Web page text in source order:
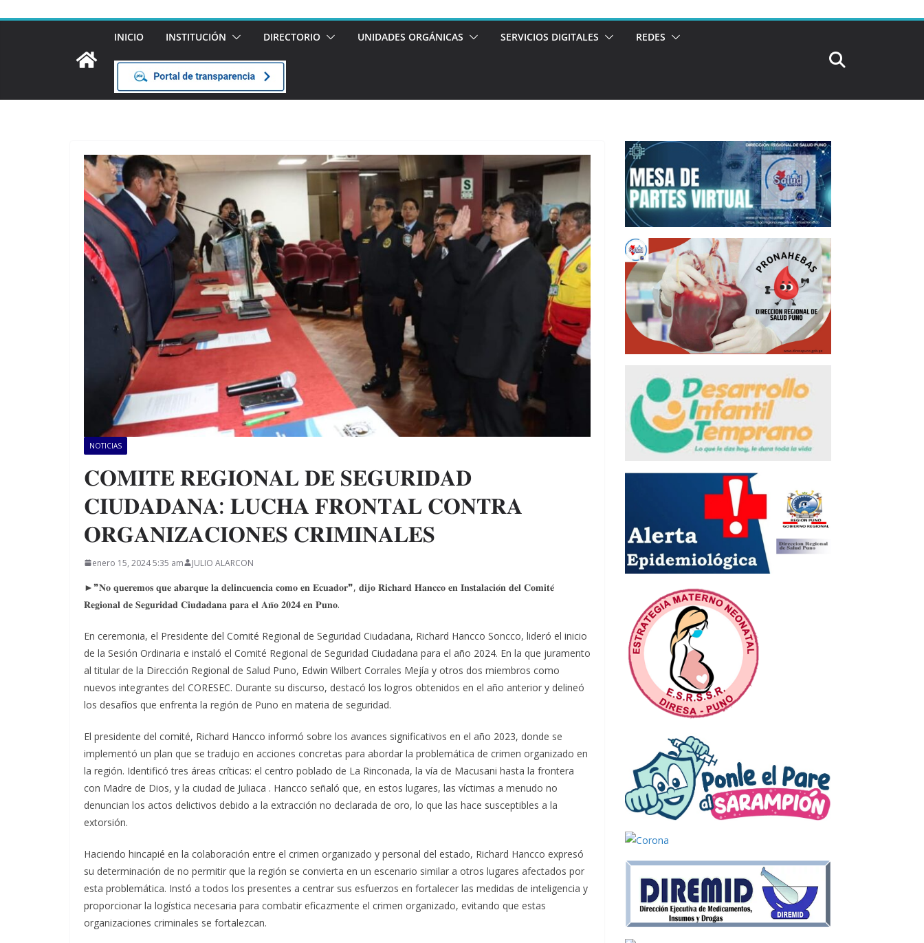
INICIO INSTITUCIÓN DIRECTORIO UNIDADES ORGÁNICAS SERVICIOS DIGITALES REDES
NOTICIAS
𝐂𝐎𝐌𝐈𝐓𝐄 𝐑𝐄𝐆𝐈𝐎𝐍𝐀𝐋 𝐃𝐄 𝐒𝐄𝐆𝐔𝐑𝐈𝐃𝐀𝐃
𝐂𝐈𝐔𝐃𝐀𝐃𝐀𝐍𝐀: 𝐋𝐔𝐂𝐇𝐀 𝐅𝐑𝐎𝐍𝐓𝐀𝐋 𝐂𝐎𝐍𝐓𝐑𝐀
𝐎𝐑𝐆𝐀𝐍𝐈𝐙𝐀𝐂𝐈𝐎𝐍𝐄𝐒 𝐂𝐑𝐈𝐌𝐈𝐍𝐀𝐋𝐄𝐒
enero 15, 2024 5:35 am JULIO ALARCON
►❞𝐍𝐨 𝐪𝐮𝐞𝐫𝐞𝐦𝐨𝐬 𝐪𝐮𝐞 𝐚𝐛𝐚𝐫𝐪𝐮𝐞 𝐥𝐚 𝐝𝐞𝐥𝐢𝐧𝐜𝐮𝐞𝐧𝐜𝐢𝐚 𝐜𝐨𝐦𝐨 𝐞𝐧 𝐄𝐜𝐮𝐚𝐝𝐨𝐫❞, 𝐝𝐢𝐣𝐨 𝐑𝐢𝐜𝐡𝐚𝐫𝐝 𝐇𝐚𝐧𝐜𝐜𝐨 𝐞𝐧 𝐈𝐧𝐬𝐭𝐚𝐥𝐚𝐜𝐢𝐨́𝐧 𝐝𝐞𝐥 𝐂𝐨𝐦𝐢𝐭𝐞́
𝐑𝐞𝐠𝐢𝐨𝐧𝐚𝐥 𝐝𝐞 𝐒𝐞𝐠𝐮𝐫𝐢𝐝𝐚𝐝 𝐂𝐢𝐮𝐝𝐚𝐝𝐚𝐧𝐚 𝐩𝐚𝐫𝐚 𝐞𝐥 𝐀𝐧̃𝐨 𝟐𝟎𝟐𝟒 𝐞𝐧 𝐏𝐮𝐧𝐨.
En ceremonia, el Presidente del Comité Regional de Seguridad Ciudadana, Richard Hancco Soncco, lideró el inicio
de la Sesión Ordinaria e instaló el Comité Regional de Seguridad Ciudadana para el año 2024. En la que juramento
al titular de la Dirección Regional de Salud Puno, Edwin Wilbert Corrales Mejía y otros dos miembros como
nuevos integrantes del CORESEC. Durante su discurso, destacó los logros obtenidos en el año anterior y delineó
los desafíos que enfrenta la región de Puno en materia de seguridad.
El presidente del comité, Richard Hancco informó sobre los avances significativos en el año 2023, donde se
implementó un plan que se tradujo en acciones concretas para abordar la problemática de crimen organizado en
la región. Identificó tres áreas críticas: el centro poblado de La Rinconada, la vía de Macusani hasta la frontera
con Madre de Dios, y la ciudad de Juliaca . Hancco señaló que, en estos lugares, las víctimas a menudo no
denuncian los actos delictivos debido a la extracción no declarada de oro, lo que las hace susceptibles a la
extorsión.
Haciendo hincapié en la colaboración entre el crimen organizado y personal del estado, Richard Hancco expresó
su determinación de no permitir que la región se convierta en un escenario similar a otros lugares afectados por
esta problemática. Instó a todos los presentes a centrar sus esfuerzos en fortalecer las medidas de inteligencia y
proporcionar la logística necesaria para combatir eficazmente el crimen organizado, evitando que estas
organizaciones criminales se fortalezcan.